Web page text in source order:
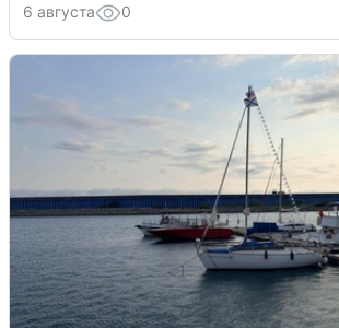
6 августа 0